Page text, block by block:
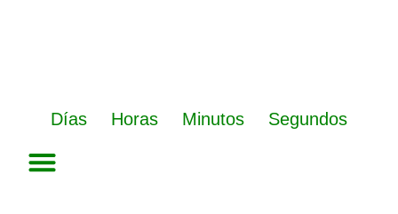
Días Horas Minutos Segundos